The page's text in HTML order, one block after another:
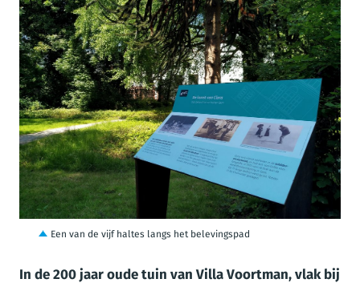
JPG
Een van de vijf haltes langs het belevingspad
In de 200 jaar oude tuin van Villa Voortman, vlak bij